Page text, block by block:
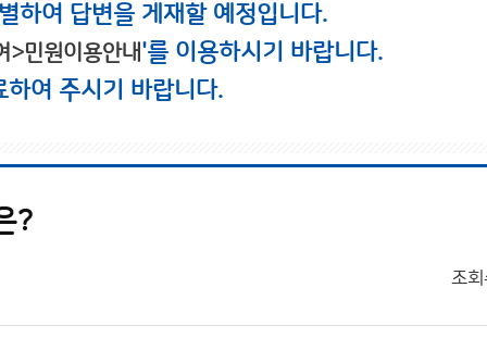
하여 답변을 게재할 예정입니다.
>민원이용안내'를 이용하시기 바랍니다.
여 주시기 바랍니다.
?
조회